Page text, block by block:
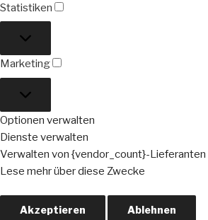
Statistiken
Marketing
Optionen verwalten
Dienste verwalten
Verwalten von {vendor_count}-Lieferanten
Lese mehr über diese Zwecke
Akzeptieren Ablehnen